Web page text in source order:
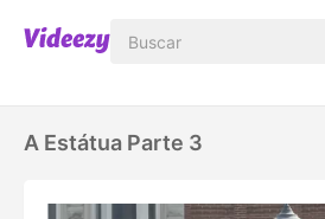
A Estátua Parte 3